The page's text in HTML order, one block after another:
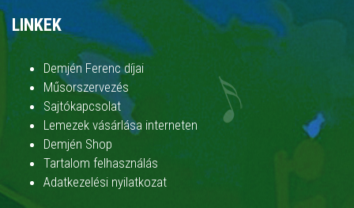
LINKEK
Demjén Ferenc díjai
Műsorszervezés
Sajtókapcsolat
Lemezek vásárlása interneten
Demjén Shop
Tartalom felhasználás
Adatkezelési nyilatkozat